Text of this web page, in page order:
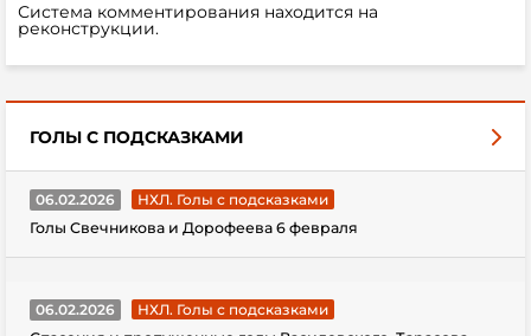
Система комментирования находится на
реконструкции.
ГОЛЫ С ПОДСКАЗКАМИ
06.02.2026
НХЛ. Голы с подсказками
Голы Свечникова и Дорофеева 6 февраля
06.02.2026
НХЛ. Голы с подсказками